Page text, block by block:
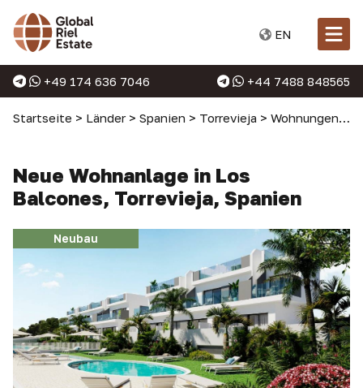
EN
+49 174 636 7046 +44 7488 848565
Startseite > Länder > Spanien > Torrevieja > Wohnungen in Torrevieja
Neue Wohnanlage in Los
Balcones, Torrevieja, Spanien
Neubau